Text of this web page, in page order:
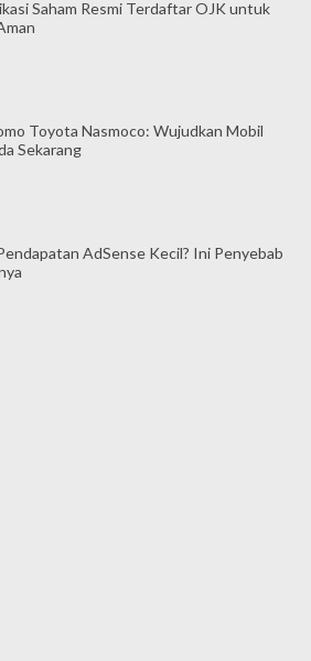
Saham Resmi Terdaftar OJK untuk
Toyota Nasmoco: Wujudkan Mobil
Sekarang
AdSense Kecil? Ini Penyebab